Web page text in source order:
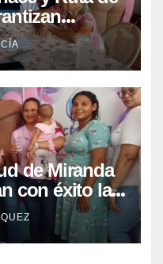
en
de Miranda
con éxito la
la Lactancia